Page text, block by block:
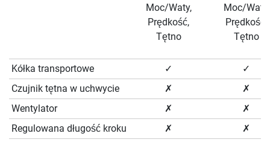
Moc/Waty,
Prędkość,
Tętno
Moc/Waty,
Prędkość,
Tętno
Kółka transportowe ✓
✓
Czujnik tętna w uchwycie
✗
✗
Wentylator
✗
✗
Regulowana długość kroku
✗
✗